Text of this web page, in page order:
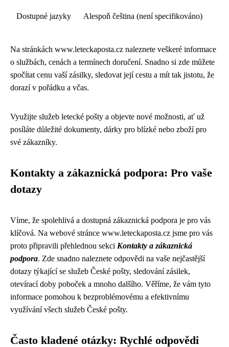
Dostupné jazyky Alespoň čeština (není specifikováno)
Na stránkách www.leteckaposta.cz naleznete veškeré informace
o službách, cenách a termínech doručení. Snadno si zde můžete
spočítat cenu vaší zásilky, sledovat její cestu a mít tak jistotu, že
dorazí v pořádku a včas.
Využijte služeb letecké pošty a objevte nové možnosti, ať už
posíláte důležité dokumenty, dárky pro blízké nebo zboží pro
své zákazníky.
Kontakty a zákaznická podpora: Pro vaše
dotazy
Víme, že spolehlivá a dostupná zákaznická podpora je pro vás
klíčová. Na webové stránce www.leteckaposta.cz jsme pro vás
proto připravili přehlednou sekci Kontakty a zákaznická
podpora. Zde snadno naleznete odpovědi na vaše nejčastější
dotazy týkající se služeb České pošty, sledování zásilek,
otevírací doby poboček a mnoho dalšího. Věříme, že vám tyto
informace pomohou k bezproblémovému a efektivnímu
využívání všech služeb České pošty.
Často kladené otázky: Rychlé odpovědi